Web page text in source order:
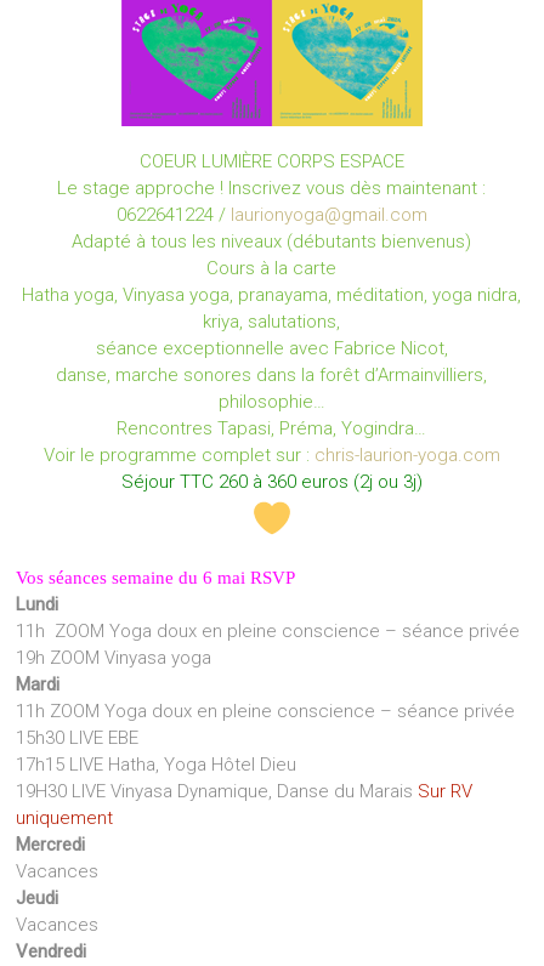
COEUR LUMIÈRE CORPS ESPACE
Le stage approche ! Inscrivez vous dès maintenant :
0622641224 / laurionyoga@gmail.com
Adapté à tous les niveaux (débutants bienvenus)
Cours à la carte
Hatha yoga, Vinyasa yoga, pranayama, méditation, yoga nidra,
kriya, salutations,
séance exceptionnelle avec Fabrice Nicot,
danse, marche sonores dans la forêt d’Armainvilliers,
philosophie…
Rencontres Tapasi, Préma, Yogindra…
Voir le programme complet sur : chris-laurion-yoga.com
Séjour TTC 260 à 360 euros (2j ou 3j)
Vos séances semaine du 6 mai RSVP
Lundi
11h ZOOM Yoga doux en pleine conscience – séance privée
19h ZOOM Vinyasa yoga
Mardi
11h ZOOM Yoga doux en pleine conscience – séance privée
15h30 LIVE EBE
17h15 LIVE Hatha, Yoga Hôtel Dieu
19H30 LIVE Vinyasa Dynamique, Danse du Marais Sur RV
uniquement
Mercredi
Vacances
Jeudi
Vacances
Vendredi